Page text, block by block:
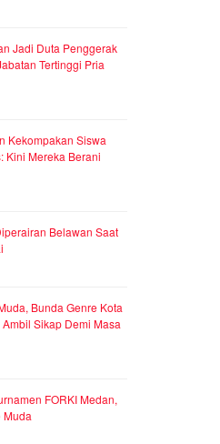
Jadi Duta Penggerak
Tertinggi Pria
Kekompakan Siswa
Kini Mereka Berani
Belawan Saat
Bunda Genre Kota
Sikap Demi Masa
FORKI Medan,
Muda